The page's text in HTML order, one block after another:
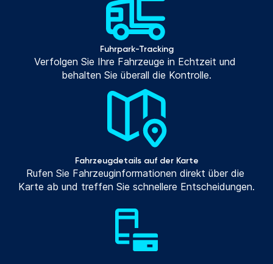
Fuhrpark-Tracking
Verfolgen Sie Ihre Fahrzeuge in Echtzeit und
behalten Sie überall die Kontrolle.
Fahrzeugdetails auf der Karte
Rufen Sie Fahrzeuginformationen direkt über die
Karte ab und treffen Sie schnellere Entscheidungen.